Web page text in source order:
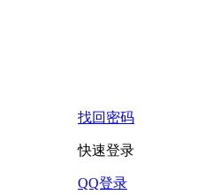
找回密码
快速登录
QQ登录